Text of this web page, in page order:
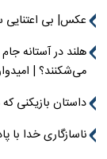
عکس| بی اعتنایی
می‌شکنند؟ |
داستان بازیکنی
ناسازگاری خدا با